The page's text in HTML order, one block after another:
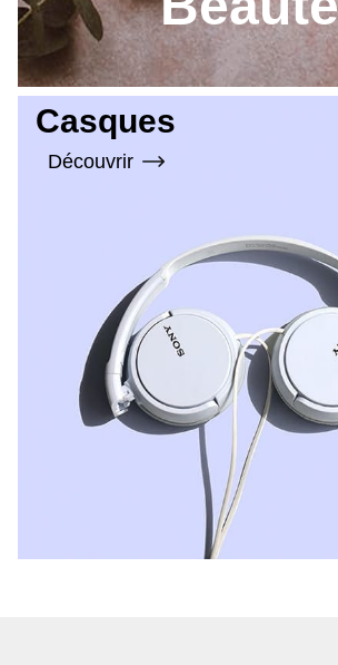
Casques
Découvrir